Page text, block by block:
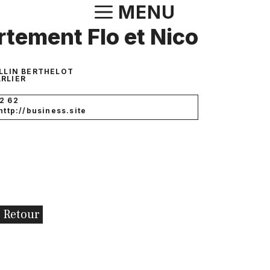
au
contenu
MENU
Flo et Nico
BERTHELOT
62
business.site
Retour